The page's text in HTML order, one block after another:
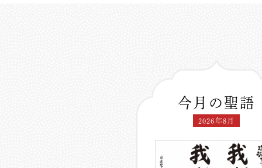
今月の聖語
2026年8月